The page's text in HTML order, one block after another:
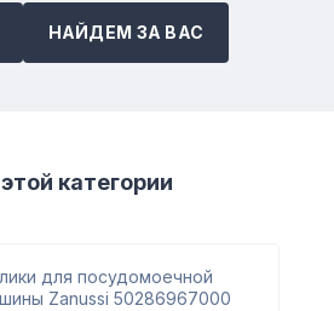
НАЙДЕМ ЗА ВАС
категории
для посудомоечной
Zanussi 50286967000